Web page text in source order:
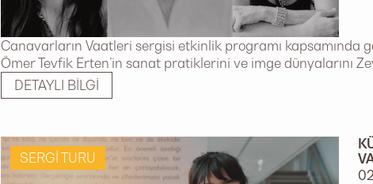
Canavarların Vaatleri sergisi etkinlik programı kapsamında
Ömer Tevfik Erten’in sanat pratiklerini ve imge dünyalarını
DETAYLI BILGI
SERGI TURU